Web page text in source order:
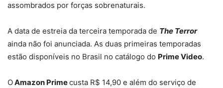
assombrados por forças sobrenaturais.
A data de estreia da terceira temporada de The Terror
ainda não foi anunciada. As duas primeiras temporadas
estão disponíveis no Brasil no catálogo do Prime Video.
OAmazon Primecusta R$ 14,90 e além do serviço de